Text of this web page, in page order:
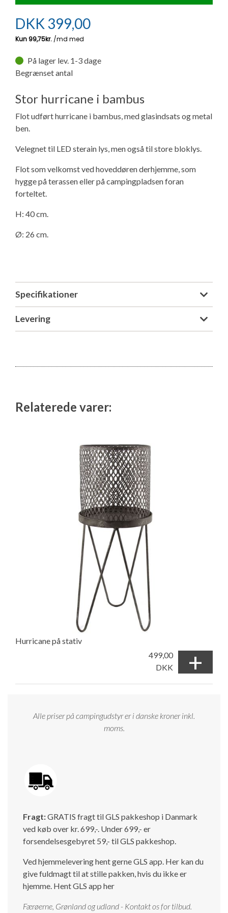
Adria Astella
Next
Hobby Prestige
Hobby Maxia
Ny campingvogn - godt at vide
Lille campingvogn
Finansiering af campingvogn
Forsikring af campingvogn
Vil du sælge din campingvogn?
Brugte telte og udstyr
Isabella fortelte
Isabella Fortelte
Isabella Lufttelte
Isabella weekend- og vinterfortelte
Isabella Opstillingsvejledninger
Camping erhverv
Adria Coral
Adria Compact
Internet i campingvognen
Aircondition og klimaanlæg
Gas-komfort i din campingvogn
E-trailer kontrol- og sikkerhedsapp
Byvand - rindende vand i campingvognen
3 spændende ideer til campingvognen
GPS tracker til autocamper og campingvogn
GRØN Virksomhed
Sikker handel
Klagemuligheder
Handelsbetingelser - webshop
Cookie & Privatlivspolitik
GPDR - KG Camping Kundeklub
DKK 399,00
På lager lev. 1-3 dage
Begrænset antal
Stor hurricane i bambus
Flot udført hurricane i bambus, med glasindsats og metal
ben.
Velegnet til LED sterain lys, men også til store bloklys.
Flot som velkomst ved hoveddøren derhjemme, som
hygge på terassen eller på campingpladsen foran
forteltet.
H: 40 cm.
Ø: 26 cm.
Specifikationer
Levering
Relaterede varer:
Hurricane på stativ
499,00
DKK
+
Alle priser på campingudstyr er i danske kroner inkl.
moms.
Fragt:GRATIS fragt til GLS pakkeshop i Danmark
ved køb over kr. 699,-. Under 699,- er
forsendelsesgebyret 59,- til GLS pakkeshop.
Ved hjemmelevering hent gerne GLS app. Her kan du
give fuldmagt til at stille pakken, hvis du ikke er
hjemme. Hent GLS app her
Færøerne, Grønland og udland - Kontakt os for tilbud.